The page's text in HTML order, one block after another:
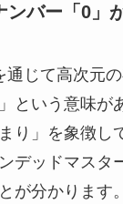
ンバー「0」
通じて高次元
という意味が
り」を象徴し
デッドマスタ
が分かります。